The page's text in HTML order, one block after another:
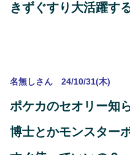
きずぐすり大活躍す
名無しさん 24/10/31(木)
ポケカのセオリー知
博士とかモンスター